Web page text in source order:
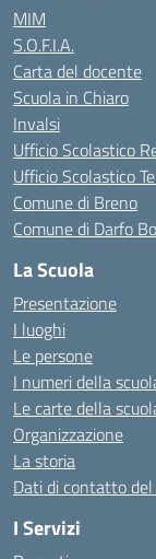
MIM
S.O.F.I.A.
Carta del docente
Scuola in Chiaro
Invalsi
Ufficio Scolastico
Ufficio Scolastico
Comune di Breno
Comune di Darfo
La Scuola
Presentazione
I luoghi
Le persone
I numeri della
Le carte della
Organizzazione
La storia
Dati di contatto del
I Servizi